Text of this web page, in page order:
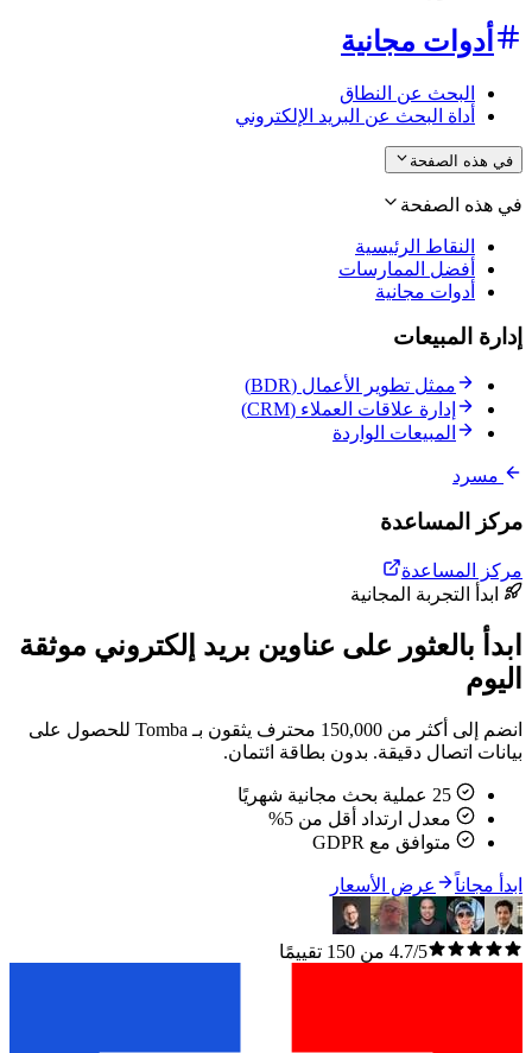
أدوات مجانية
البحث عن النطاق
أداة البحث عن البريد الإلكتروني
في هذه الصفحة
في هذه الصفحة
النقاط الرئيسية
أفضل الممارسات
أدوات مجانية
إدارة المبيعات
ممثل تطوير الأعمال (BDR)
إدارة علاقات العملاء (CRM)
المبيعات الواردة
مسرد
مركز المساعدة
مركز المساعدة
ابدأ التجربة المجانية
ابدأ بالعثور على عناوين بريد إلكتروني موثقة
اليوم
انضم إلى أكثر من 150,000 محترف يثقون بـ Tomba للحصول على
بيانات اتصال دقيقة. بدون بطاقة ائتمان.
معدل ارتداد أقل من 5%
متوافق مع GDPR
ابدأ مجاناً عرض الأسعار
4.7/5 من 150 تقييمًا